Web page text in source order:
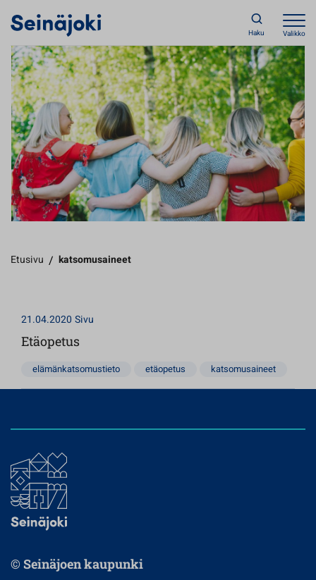
Haku Valikko
Etusivu / katsomusaineet
21.04.2020 Sivu
Etäopetus
elämänkatsomustieto etäopetus katsomusaineet
© Seinäjoen kaupunki